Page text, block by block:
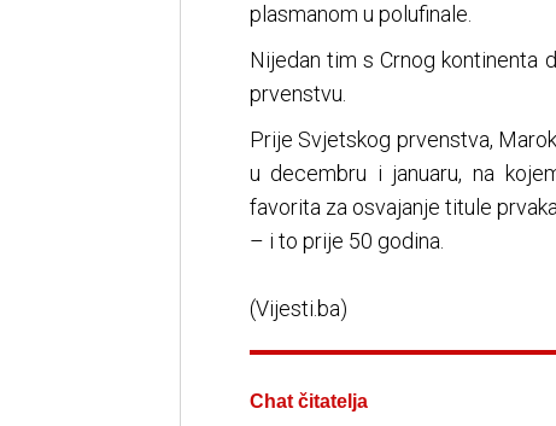
plasmanom u polufinale.
Nijedan tim s Crnog kontinenta
prvenstvu.
Prije Svjetskog prvenstva,
u decembru i januaru, na
favorita za osvajanje titule
– i to prije 50 godina.
(Vijesti.ba)
Chat čitatelja